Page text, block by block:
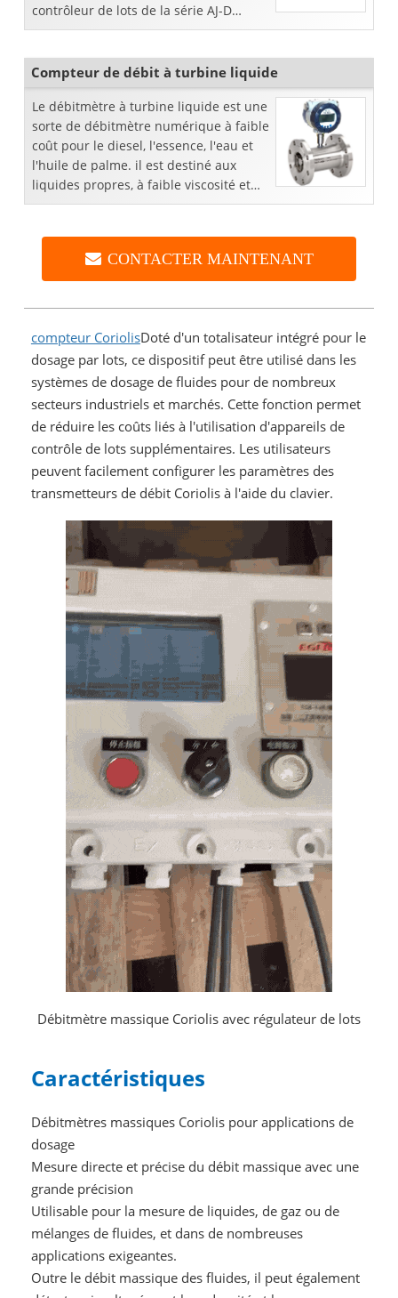
contrôleur de lots de la série AJ-D
présente les caractéristiques
Compteur de débit à turbine liquide
Le débitmètre à turbine liquide est une
sorte de débitmètre numérique à faible
coût pour le diesel, l'essence, l'eau et
l'huile de palme. il est destiné aux
liquides propres, à faible viscosité et
non corrosifs.
CONTACTER MAINTENANT
compteur CoriolisDoté d'un totalisateur intégré pour le
dosage par lots, ce dispositif peut être utilisé dans les
systèmes de dosage de fluides pour de nombreux
secteurs industriels et marchés. Cette fonction permet
de réduire les coûts liés à l'utilisation d'appareils de
contrôle de lots supplémentaires. Les utilisateurs
peuvent facilement configurer les paramètres des
transmetteurs de débit Coriolis à l'aide du clavier.
Débitmètre massique Coriolis avec régulateur de lots
Caractéristiques
Débitmètres massiques Coriolis pour applications de
dosage
Mesure directe et précise du débit massique avec une
grande précision
Utilisable pour la mesure de liquides, de gaz ou de
mélanges de fluides, et dans de nombreuses
applications exigeantes.
Outre le débit massique des fluides, il peut également